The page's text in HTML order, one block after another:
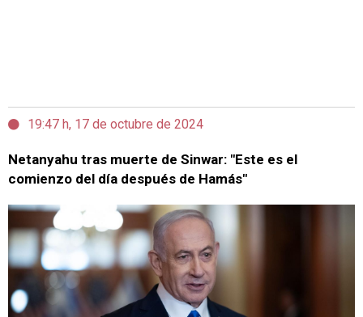
19:47 h, 17 de octubre de 2024
Netanyahu tras muerte de Sinwar: "Este es el
comienzo del día después de Hamás"